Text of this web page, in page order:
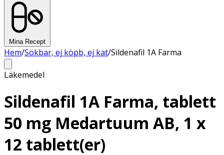
Mina Recept
Hem/Sökbar, ej köpb, ej kat/Sildenafil 1A Farma
Läkemedel
Sildenafil 1A Farma, tablett
50 mg Medartuum AB, 1 x
12 tablett(er)